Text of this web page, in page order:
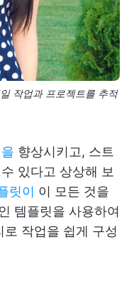
작업과 프로젝트를 추적
향상시키고, 스트
있다고 상상해 보
릿이 이 모든 것을
템플릿을 사용하여
작업을 쉽게 구성